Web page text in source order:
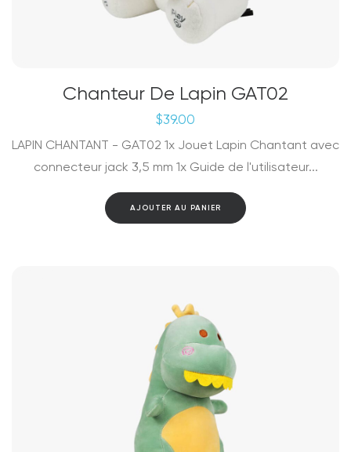
Chanteur De Lapin GAT02
$39.00
LAPIN CHANTANT - GAT02 1x Jouet Lapin Chantant avec
connecteur jack 3,5 mm 1x Guide de l'utilisateur...
AJOUTER AU PANIER